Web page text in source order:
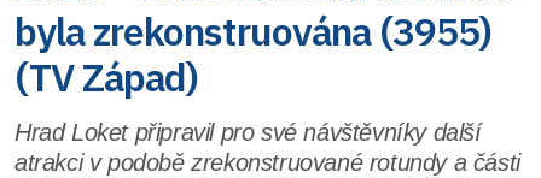
byla zrekonstruována (3955)
(TV Západ)
Hrad Loket připravil pro své návštěvníky další
atrakci v podobě zrekonstruované rotundy a části